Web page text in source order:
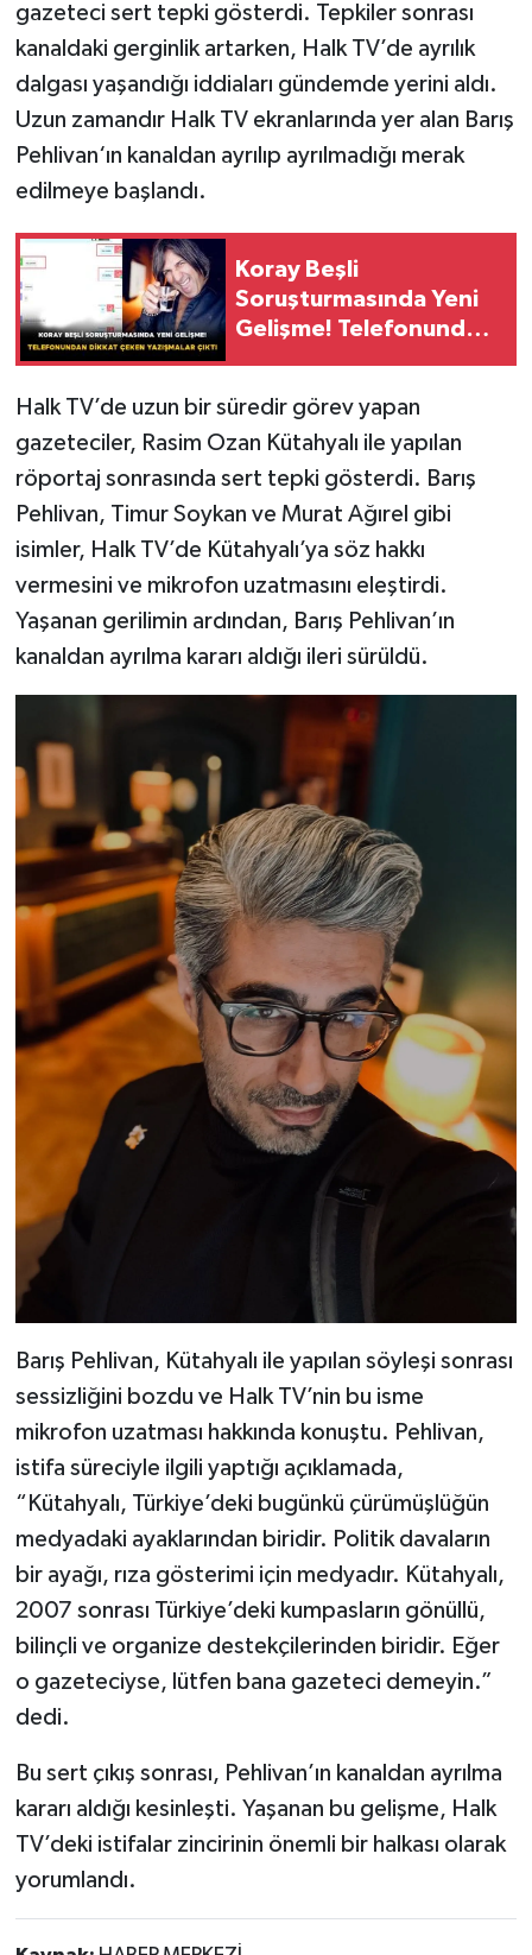
gazeteci sert tepki gösterdi. Tepkiler sonrası
kanaldaki gerginlik artarken, Halk TV’de ayrılık
dalgası yaşandığı iddiaları gündemde yerini aldı.
Uzun zamandır Halk TV ekranlarında yer alan Barış
Pehlivan‘ın kanaldan ayrılıp ayrılmadığı merak
edilmeye başlandı.
Koray Beşli
Soruşturmasında Yeni
Gelişme! Telefonundan
Halk TV’de uzun bir süredir görev yapan
gazeteciler, Rasim Ozan Kütahyalı ile yapılan
röportaj sonrasında sert tepki gösterdi. Barış
Pehlivan, Timur Soykan ve Murat Ağırel gibi
isimler, Halk TV’de Kütahyalı’ya söz hakkı
vermesini ve mikrofon uzatmasını eleştirdi.
Yaşanan gerilimin ardından, Barış Pehlivan’ın
kanaldan ayrılma kararı aldığı ileri sürüldü.
Barış Pehlivan, Kütahyalı ile yapılan söyleşi sonrası
sessizliğini bozdu ve Halk TV’nin bu isme
mikrofon uzatması hakkında konuştu. Pehlivan,
istifa süreciyle ilgili yaptığı açıklamada,
“Kütahyalı, Türkiye’deki bugünkü çürümüşlüğün
medyadaki ayaklarından biridir. Politik davaların
bir ayağı, rıza gösterimi için medyadır. Kütahyalı,
2007 sonrası Türkiye’deki kumpasların gönüllü,
bilinçli ve organize destekçilerinden biridir. Eğer
o gazeteciyse, lütfen bana gazeteci demeyin.”
dedi.
Bu sert çıkış sonrası, Pehlivan’ın kanaldan ayrılma
kararı aldığı kesinleşti. Yaşanan bu gelişme, Halk
TV’deki istifalar zincirinin önemli bir halkası olarak
yorumlandı.